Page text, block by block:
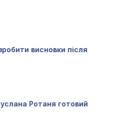
висновки після
Ротаня готовий